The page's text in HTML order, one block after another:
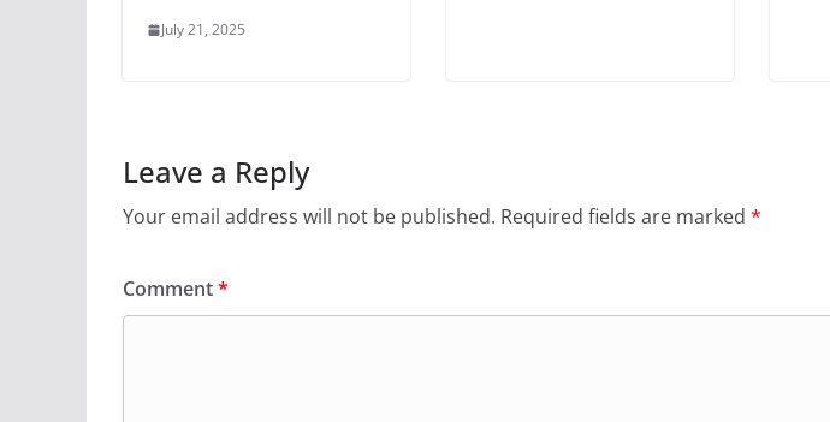
July 21, 2025
Leave a Reply
Your email address will not be published. Required fields are marked *
Comment*